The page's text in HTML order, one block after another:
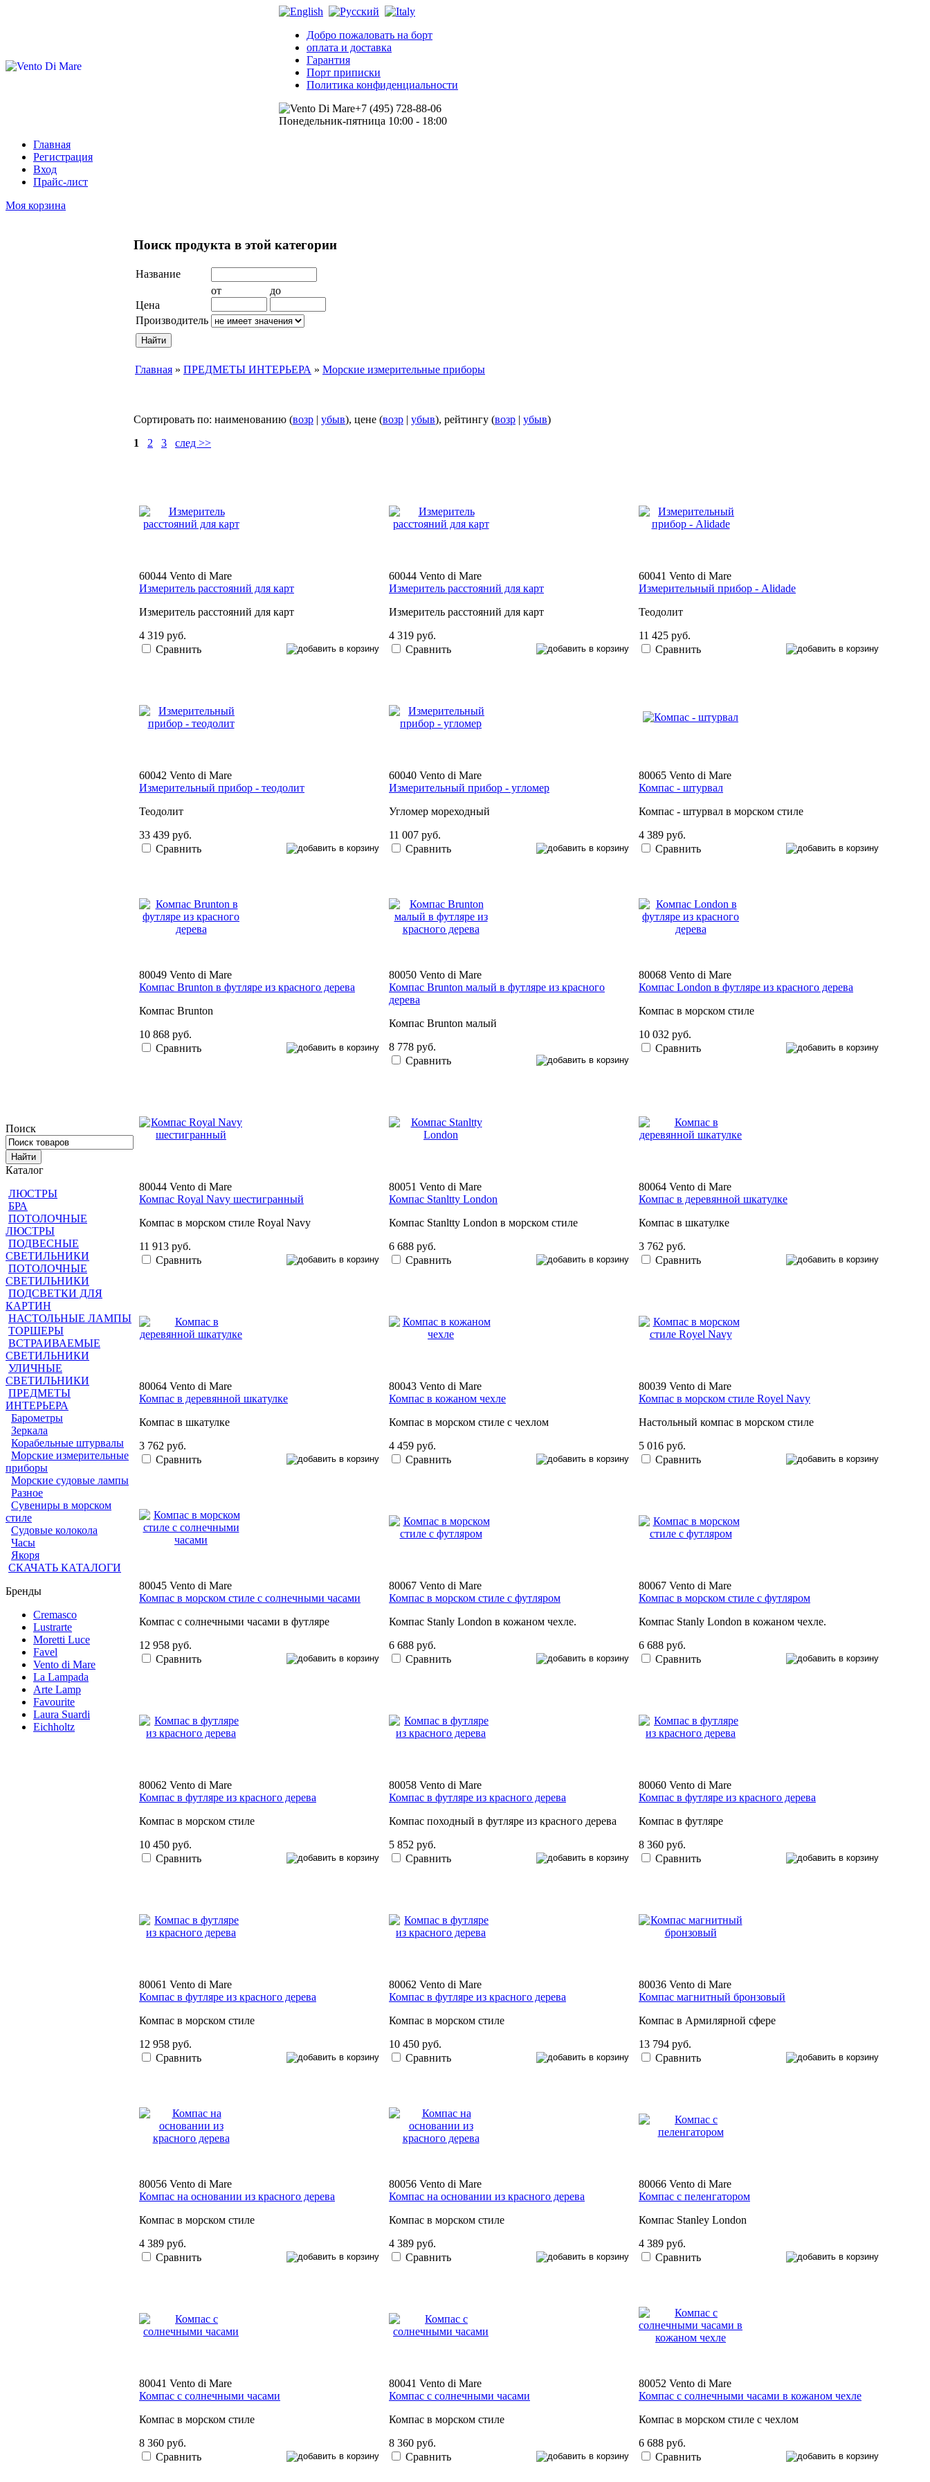
Добро пожаловать на борт
оплата и доставка
Гарантия
Порт приписки
Политика конфиденциальности
+7 (495) 728-88-06
Понедельник-пятница 10:00 - 18:00
Главная
Регистрация
Вход
Прайс-лист
Моя корзина
Поиск
Каталог
ЛЮСТРЫ
БРА
ПОТОЛОЧНЫЕ
ЛЮСТРЫ
ПОДВЕСНЫЕ
СВЕТИЛЬНИКИ
ПОТОЛОЧНЫЕ
СВЕТИЛЬНИКИ
ПОДСВЕТКИ ДЛЯ
КАРТИН
НАСТОЛЬНЫЕ ЛАМПЫ
ТОРШЕРЫ
ВСТРАИВАЕМЫЕ
СВЕТИЛЬНИКИ
УЛИЧНЫЕ
СВЕТИЛЬНИКИ
ПРЕДМЕТЫ
ИНТЕРЬЕРА
Барометры
Зеркала
Корабельные штурвалы
Морские измерительные
приборы
Морские судовые лампы
Разное
Сувениры в морском
стиле
Судовые колокола
Часы
Якоря
СКАЧАТЬ КАТАЛОГИ
Бренды
Cremasco
Lustrarte
Moretti Luce
Favel
Vento di Mare
La Lampada
Arte Lamp
Favourite
Laura Suardi
Eichholtz
Поиск продукта в этой категории
Название
Цена
от до
Производитель
Главная » ПРЕДМЕТЫ ИНТЕРЬЕРА » Морские измерительные приборы
Сортировать по: наименованию (возр | убыв), цене (возр | убыв), рейтингу (возр | убыв)
1
2 3 след >>
60044 Vento di Mare
Измеритель расстояний для карт
Измеритель расстояний для карт
4 319 руб.
Сравнить
60044 Vento di Mare
Измеритель расстояний для карт
Измеритель расстояний для карт
4 319 руб.
Сравнить
60041 Vento di Mare
Измерительный прибор - Alidade
Теодолит
11 425 руб.
Сравнить
60042 Vento di Mare
Измерительный прибор - теодолит
Теодолит
33 439 руб.
Сравнить
60040 Vento di Mare
Измерительный прибор - угломер
Угломер мореходный
11 007 руб.
Сравнить
80065 Vento di Mare
Компас - штурвал
Компас - штурвал в морском стиле
4 389 руб.
Сравнить
80049 Vento di Mare
Компас Brunton в футляре из красного дерева
Компас Brunton
10 868 руб.
Сравнить
80050 Vento di Mare
Компас Brunton малый в футляре из красного
дерева
Компас Brunton малый
8 778 руб.
Сравнить
80068 Vento di Mare
Компас London в футляре из красного дерева
Компас в морском стиле
10 032 руб.
Сравнить
80044 Vento di Mare
Компас Royal Navy шестигранный
Компас в морском стиле Royal Navy
11 913 руб.
Сравнить
80051 Vento di Mare
Компас Stanltty London
Компас Stanltty London в морском стиле
6 688 руб.
Сравнить
80064 Vento di Mare
Компас в деревянной шкатулке
Компас в шкатулке
3 762 руб.
Сравнить
80064 Vento di Mare
Компас в деревянной шкатулке
Компас в шкатулке
3 762 руб.
Сравнить
80043 Vento di Mare
Компас в кожаном чехле
Компас в морском стиле с чехлом
4 459 руб.
Сравнить
80039 Vento di Mare
Компас в морском стиле Royel Navy
Настольный компас в морском стиле
5 016 руб.
Сравнить
80045 Vento di Mare
Компас в морском стиле с солнечными часами
Компас с солнечными часами в футляре
12 958 руб.
Сравнить
80067 Vento di Mare
Компас в морском стиле с футляром
Компас Stanly London в кожаном чехле.
6 688 руб.
Сравнить
80067 Vento di Mare
Компас в морском стиле с футляром
Компас Stanly London в кожаном чехле.
6 688 руб.
Сравнить
80062 Vento di Mare
Компас в футляре из красного дерева
Компас в морском стиле
10 450 руб.
Сравнить
80058 Vento di Mare
Компас в футляре из красного дерева
Компас походный в футляре из красного дерева
5 852 руб.
Сравнить
80060 Vento di Mare
Компас в футляре из красного дерева
Компас в футляре
8 360 руб.
Сравнить
80061 Vento di Mare
Компас в футляре из красного дерева
Компас в морском стиле
12 958 руб.
Сравнить
80062 Vento di Mare
Компас в футляре из красного дерева
Компас в морском стиле
10 450 руб.
Сравнить
80036 Vento di Mare
Компас магнитный бронзовый
Компас в Армилярной сфере
13 794 руб.
Сравнить
80056 Vento di Mare
Компас на основании из красного дерева
Компас в морском стиле
4 389 руб.
Сравнить
80056 Vento di Mare
Компас на основании из красного дерева
Компас в морском стиле
4 389 руб.
Сравнить
80066 Vento di Mare
Компас с пеленгатором
Компас Stanley London
4 389 руб.
Сравнить
80041 Vento di Mare
Компас с солнечными часами
Компас в морском стиле
8 360 руб.
Сравнить
80041 Vento di Mare
Компас с солнечными часами
Компас в морском стиле
8 360 руб.
Сравнить
80052 Vento di Mare
Компас с солнечными часами в кожаном чехле
Компас в морском стиле с чехлом
6 688 руб.
Сравнить